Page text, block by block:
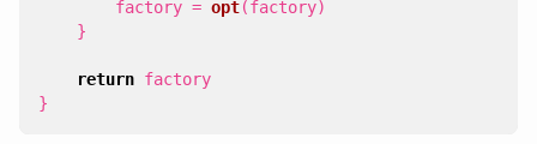
factory = opt(factory)
}
return factory
}